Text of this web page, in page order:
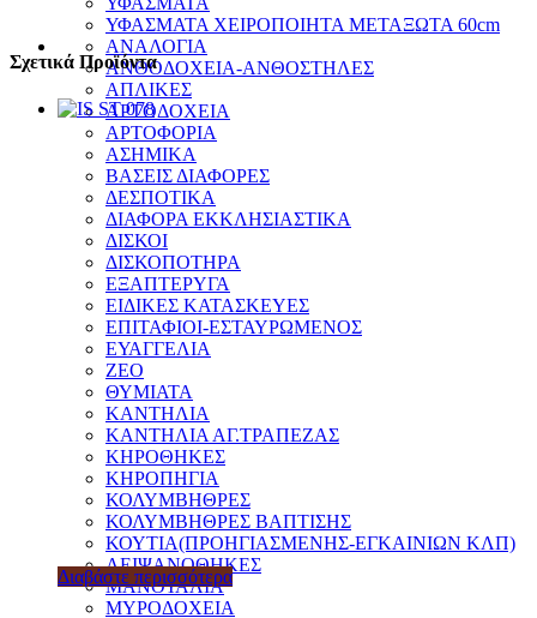
ΥΦΑΣΜΑΤΑ ΧΕΙΡΟΠΟΙΗΤΑ ΜΕΤΑΞΩΤΑ 60cm
ΑΝΑΛΟΓΙΑ
ΑΝΘΟΔΟΧΕΙΑ-ΑΝΘΟΣΤΗΛΕΣ
ΑΠΛΙΚΕΣ
ΑΡΤΟΔΟΧΕΙΑ
ΑΡΤΟΦΟΡΙΑ
ΑΣΗΜΙΚΑ
ΒΑΣΕΙΣ ΔΙΑΦΟΡΕΣ
ΔΕΣΠΟΤΙΚΑ
ΔΙΑΦΟΡΑ ΕΚΚΛΗΣΙΑΣΤΙΚΑ
ΔΙΣΚΟΙ
ΔΙΣΚΟΠΟΤΗΡΑ
ΕΞΑΠΤΕΡΥΓΑ
ΕΙΔΙΚΕΣ ΚΑΤΑΣΚΕΥΕΣ
ΕΠΙΤΑΦΙΟΙ-ΕΣΤΑΥΡΩΜΕΝΟΣ
ΕΥΑΓΓΕΛΙΑ
ΖΕΟ
ΘΥΜΙΑΤΑ
ΚΑΝΤΗΛΙΑ
ΚΑΝΤΗΛΙΑ ΑΓ.ΤΡΑΠΕΖΑΣ
ΚΗΡΟΘΗΚΕΣ
ΚΗΡΟΠΗΓΙΑ
ΚΟΛΥΜΒΗΘΡΕΣ
ΚΟΛΥΜΒΗΘΡΕΣ ΒΑΠΤΙΣΗΣ
ΚΟΥΤΙΑ(ΠΡΟΗΓΙΑΣΜΕΝΗΣ-ΕΓΚΑΙΝΙΩΝ ΚΛΠ)
ΛΕΙΨΑΝΟΘΗΚΕΣ
ΜΑΝΟΥΑΛΙΑ
ΜΥΡΟΔΟΧΕΙΑ
Σχετικά Προϊόντα
Διαβάστε περισσότερα